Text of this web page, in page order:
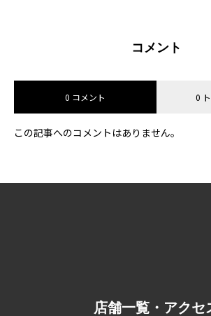
コメント
0 コメント 0
この記事へのコメントはありません。
店舗一覧・アクセ